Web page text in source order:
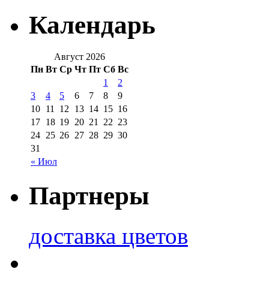
Календарь
Август 2026
Пн Вт Ср Чт Пт Сб Вс
« Июл
1
2
3
4 5 6 7 8
9
10 11 12 13 14 15 16
17 18 19 20 21 22 23
24 25 26 27 28 29 30
31
Партнеры
доставка цветов